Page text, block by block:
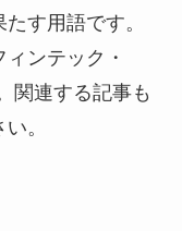
す用語です。
ンテック・
関連する記事も
。